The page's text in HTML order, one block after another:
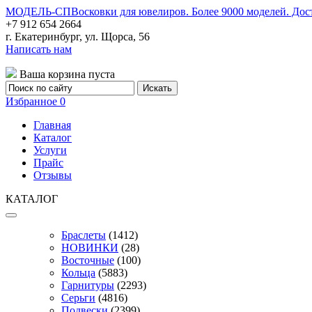
МОДЕЛЬ-СПВосковки для ювелиров. Более 9000 моделей.
+7 912 654 2664
г. Екатеринбург, ул. Щорса, 56
Написать нам
Ваша корзина пуста
Избранное 0
Главная
Каталог
Услуги
Прайс
Отзывы
КАТАЛОГ
Браслеты (1412)
НОВИНКИ (28)
Восточные (100)
Кольца (5883)
Гарнитуры (2293)
Серьги (4816)